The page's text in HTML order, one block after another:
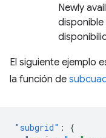
Newly
El siguiente ejemplo
la función de
"subgrid" :
{